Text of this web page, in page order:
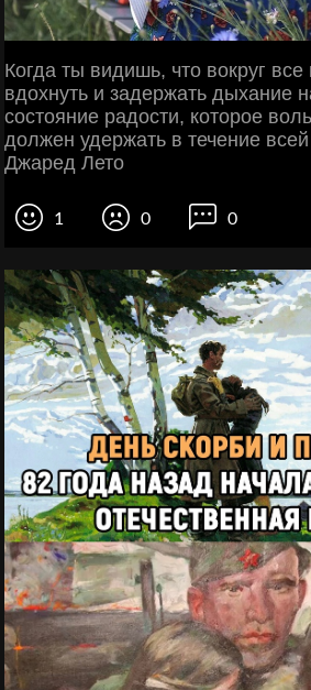
Когда ты видишь, что вокруг
вдохнуть и задержать дыхание
состояние радости, которое
должен удержать в течение
Джаред Лето
1 0 0